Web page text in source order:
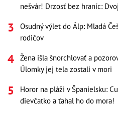
nešvár! Drzosť bez hraníc:
Osudný výlet do Álp: Mladá
rodičov
Žena išla šnorchlovať a
Úlomky jej tela zostali v mori
Horor na pláži v Španielsku:
dievčatko a ťahal ho do mora!